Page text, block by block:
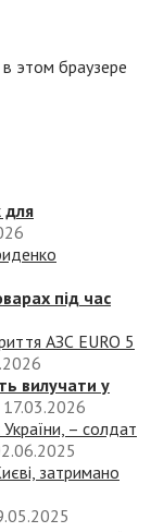
этом браузере
для
під час
АЗС EURO 5
вилучати у
17.03.2026
– солдат
затримано